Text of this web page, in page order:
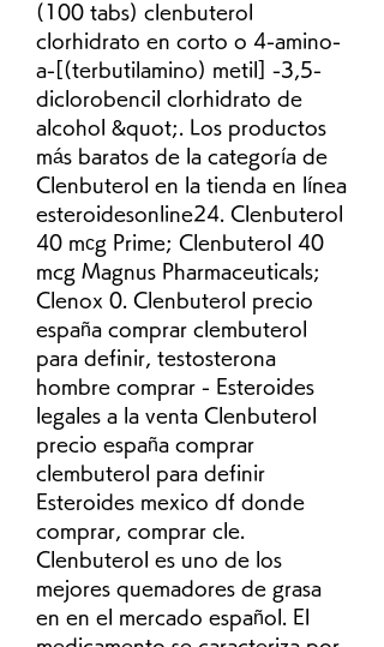
(100 tabs) clenbuterol
clorhidrato en corto o 4-amino-
a-[(terbutilamino) metil] -3,5-
diclorobencil clorhidrato de
alcohol &quot;. Los productos
más baratos de la categoría de
Clenbuterol en la tienda en línea
esteroidesonline24. Clenbuterol
40 mсg Prime; Clenbuterol 40
mcg Magnus Pharmaceuticals;
Clenox 0. Clenbuterol precio
españa comprar clembuterol
para definir, testosterona
hombre comprar - Esteroides
legales a la venta Clenbuterol
precio españa comprar
clembuterol para definir
Esteroides mexico df donde
comprar, comprar cle.
Clenbuterol es uno de los
mejores quemadores de grasa
en en el mercado español. El